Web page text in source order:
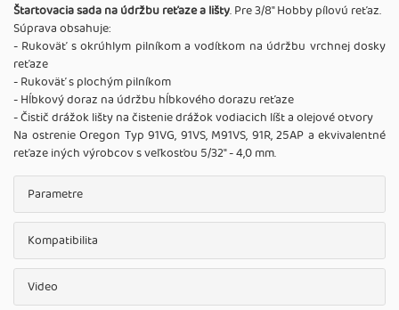
Štartovacia sada na údržbu reťaze a lišty. Pre 3/8" Hobby pílovú reťaz.
Súprava obsahuje:
- Rukoväť s okrúhlym pilníkom a vodítkom na údržbu vrchnej dosky
reťaze
- Rukoväť s plochým pilníkom
- Hĺbkový doraz na údržbu hĺbkového dorazu reťaze
- Čistič drážok lišty na čistenie drážok vodiacich líšt a olejové otvory
Na ostrenie Oregon Typ 91VG, 91VS, M91VS, 91R, 25AP a ekvivalentné
reťaze iných výrobcov s veľkosťou 5/32" - 4,0 mm.
Parametre
Kompatibilita
Video